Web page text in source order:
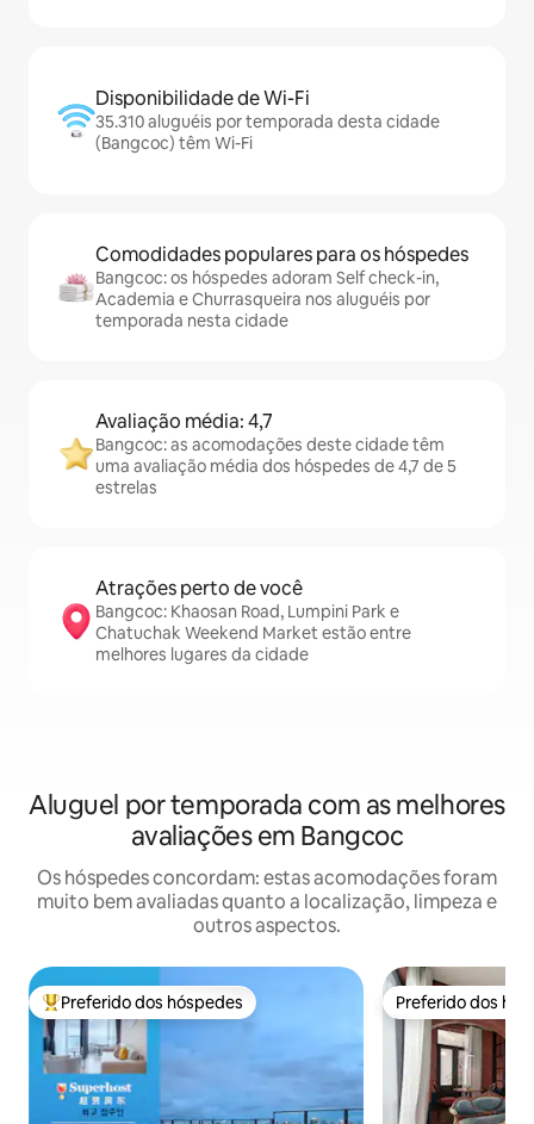
Disponibilidade de Wi-Fi
35.310 aluguéis por temporada desta cidade
(Bangcoc) têm Wi-Fi
Comodidades populares para os hóspedes
Bangcoc: os hóspedes adoram Self check-in,
Academia e Churrasqueira nos aluguéis por
temporada nesta cidade
Avaliação média: 4,7
Bangcoc: as acomodações deste cidade têm
uma avaliação média dos hóspedes de 4,7 de 5
estrelas
Atrações perto de você
Bangcoc: Khaosan Road, Lumpini Park e
Chatuchak Weekend Market estão entre
melhores lugares da cidade
Aluguel por temporada com as melhores
avaliações em Bangcoc
Os hóspedes concordam: estas acomodações foram
muito bem avaliadas quanto a localização, limpeza e
outros aspectos.
Entre os melhores preferidos dos hóspedes
Preferido dos hóspedes Preferido dos
Preferido dos